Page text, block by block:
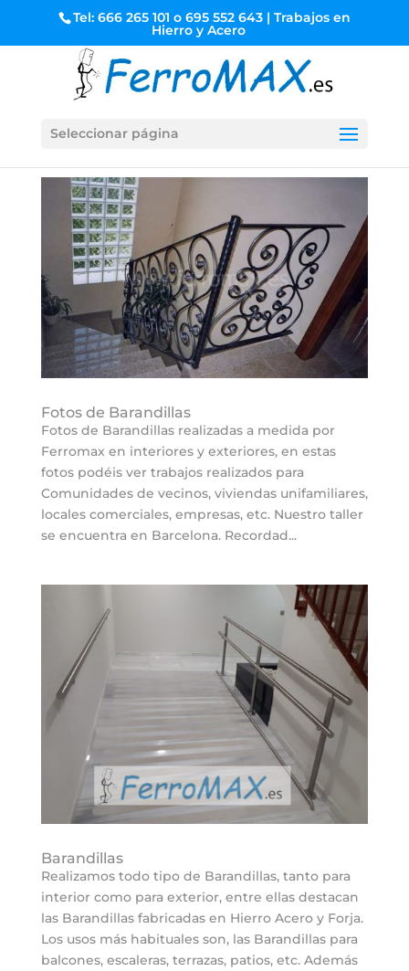
Tel: 666 265 101 o 695 552 643 | Trabajos en
Hierro y Acero
Seleccionar página
Fotos de Barandillas
Fotos de Barandillas realizadas a medida por
Ferromax en interiores y exteriores, en estas
fotos podéis ver trabajos realizados para
Comunidades de vecinos, viviendas unifamiliares,
locales comerciales, empresas, etc. Nuestro taller
se encuentra en Barcelona. Recordad...
Barandillas
Realizamos todo tipo de Barandillas, tanto para
interior como para exterior, entre ellas destacan
las Barandillas fabricadas en Hierro Acero y Forja.
Los usos más habituales son, las Barandillas para
balcones, escaleras, terrazas, patios, etc. Además